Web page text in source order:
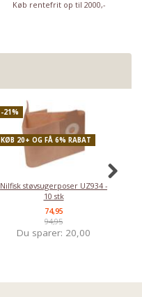
Køb rentefrit op til 2000,-
-21%
KØB 20+ OG FÅ 6% RABAT
Nilfisk støvsugerposer UZ934 -
10 stk
74,95
94,95
Du sparer: 20,00